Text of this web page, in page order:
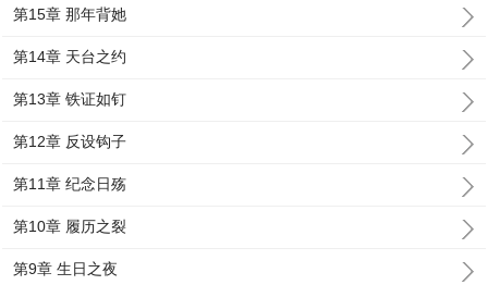
第15章 那年背她
第14章 天台之约
第13章 铁证如钉
第12章 反设钩子
第11章 纪念日殇
第10章 履历之裂
第9章 生日之夜